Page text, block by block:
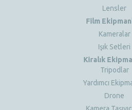
Lensler
Film
Kameralar
Işık Setleri
Kiralık
Tripodlar
Yardımcı
Drone